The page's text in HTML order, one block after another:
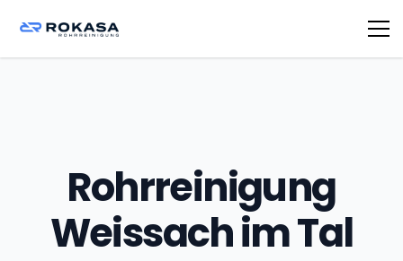
Rohrreinigung
Weissach im Tal